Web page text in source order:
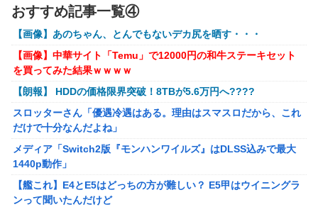
【画像】『金田一少年の事件簿』で好きな死体ランキング１
位がこちら！
【ウマ娘】夜に食べるアイスおいち！「きーん」ってする
ち。
【にじさんじ】本日20時から、ののはとあゆゆでコラボ！
部屋作りゲーム、確率で出現するイカを見るとクラッシュす
る不具合が発生
メディア「Switch2版『モンハンワイルズ』はDLSS込みで最大
1440p動作」
【艦これ】E4とE5はどっちの方が難しい？ E5甲はウイニングラ
ンって聞いたんだけど
【艦これ】今から提督に着任するなら皆吹雪初期艦なんだろうか
【ライザのアトリエ】キューズQ「ライザ(ライザリン・シュタウ
ト)ウェディングStyle」フィギュア【予約開始】
【〈物語〉シリーズ】セガ「忍野忍」「斧乃木余接」プライズフ
ィギュア【彩色原型公開】
【バンダイ】「食玩」「プライズ」「ガシャポン」2026年8月発
売商品【発売スケジュール】
おすすめ記事一覧④
【画像】あのちゃん、とんでもないデカ尻を晒す・・・
【画像】中華サイト「Temu」で12000円の和牛ステーキセット
を買ってみた結果ｗｗｗｗ
【朗報】 HDDの価格限界突破！8TBが5.6万円へ????
スロッターさん「優遇冷遇はある。理由はスマスロだから、これ
だけで十分なんだよね」
メディア「Switch2版『モンハンワイルズ』はDLSS込みで最大
1440p動作」
【艦これ】E4とE5はどっちの方が難しい？ E5甲はウイニングラ
ンって聞いたんだけど